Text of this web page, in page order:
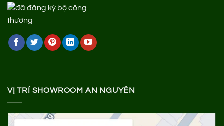
VỊ TRÍ SHOWROOM AN NGUYÊN